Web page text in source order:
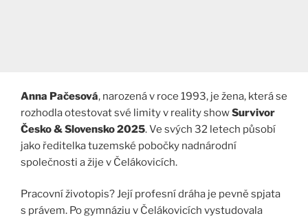
Anna Pačesová, narozená v roce 1993, je žena, která se
rozhodla otestovat své limity v reality showSurvivor
Česko & Slovensko 2025. Ve svých 32 letech působí
jako ředitelka tuzemské pobočky nadnárodní
společnosti a žije v Čelákovicích.
Pracovní životopis? Její profesní dráha je pevně spjata
s právem. Po gymnáziu v Čelákovicích vystudovala